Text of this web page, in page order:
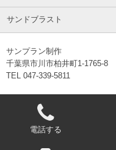
サンドブラスト
サンプラン制作
千葉県市川市柏井町1-1765-8
TEL 047-339-5811
電話する